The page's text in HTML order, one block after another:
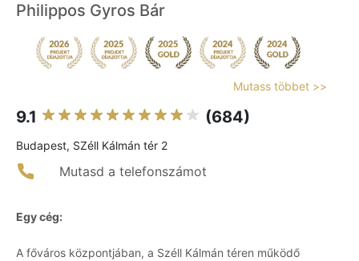
Philippos Gyros Bár
Mutass többet >>
9.1 (684)
Budapest, SZéll Kálmán tér 2
Mutasd a telefonszámot
Egy cég:
A főváros központjában, a Széll Kálmán téren működő